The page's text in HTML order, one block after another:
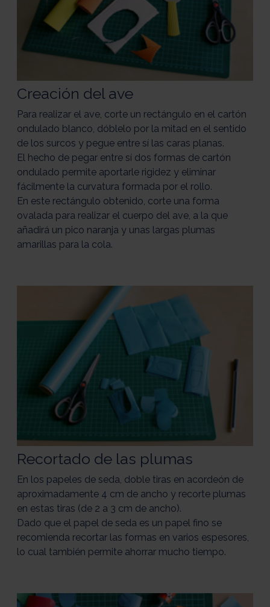
Creación del ave
Para realizar el ave, corte un rectángulo en el cartón
ondulado blanco, dóblelo por la mitad en el sentido
de los surcos y pegue entre sí las caras planas.
El hecho de pegar entre sí dos formas de cartón
ondulado permite aportarle rigidez y eliminar
fácilmente la curvatura formada por el rollo.
En este rectángulo obtenido, corte una forma
ovalada para realizar el cuerpo del ave, a la que
añadirá un pico naranja y unas largas plumas
amarillas para la cola.
Recortado de las plumas
En los papeles de seda, doble tiras en acordeón de
aproximadamente 4 cm de ancho y recorte plumas
en estas tiras (de 2 a 3 cm de ancho).
Dado que el papel de seda es un papel fino se
recomienda recortar las formas en varios espesores,
lo cual también permite ahorrar mucho tiempo.